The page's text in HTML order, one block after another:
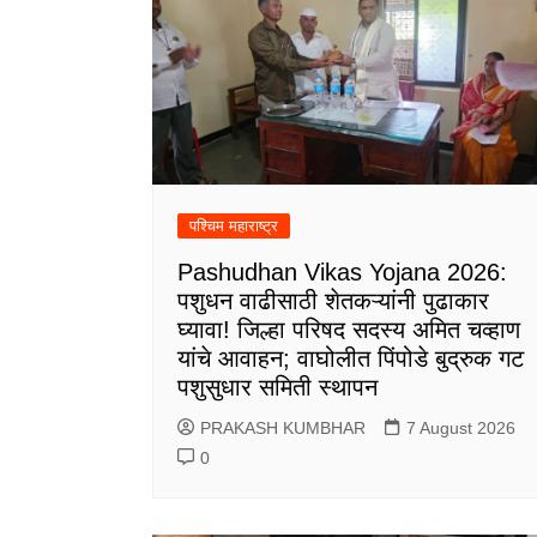
पश्चिम महाराष्ट्र
Pashudhan Vikas Yojana 2026:
पशुधन वाढीसाठी शेतकऱ्यांनी पुढाकार
घ्यावा! जिल्हा परिषद सदस्य अमित चव्हाण
यांचे आवाहन; वाघोलीत पिंपोडे बुद्रुक गट
पशुसुधार समिती स्थापन
PRAKASH KUMBHAR
7 August 2026
0